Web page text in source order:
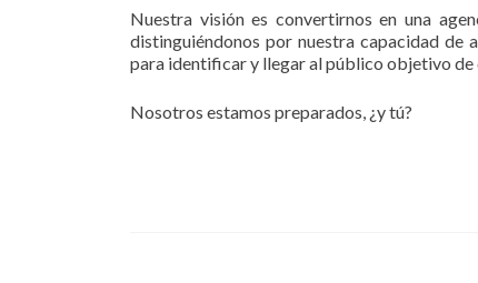
Nuestra visión es convertirnos en una
distinguiéndonos por nuestra capacidad de
para identificar y llegar al público objetivo de
Nosotros estamos preparados, ¿y tú?